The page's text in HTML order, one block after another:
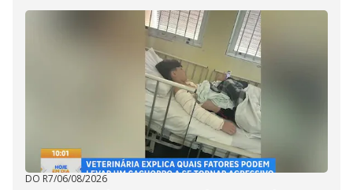
DO R7/06/08/2026